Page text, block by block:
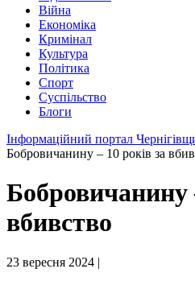
Війна
Економіка
Кримінал
Культура
Політика
Спорт
Суспільство
Блоги
Інформаційний портал
Бобровичанину – 10 років за
Бобровичанину
вбивство
23 вересня 2024 |